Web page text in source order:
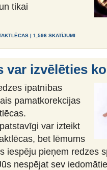
tikai
| 1,596 SKATĪJUMI
var izvēlēties
īpatnības
pamatkorekcijas
var izteikt
bet lēmums
iespēju pieņem redzes
nespējat sev